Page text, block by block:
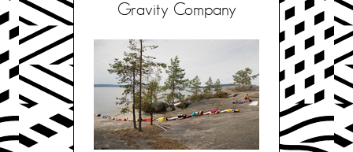
Gravity Company